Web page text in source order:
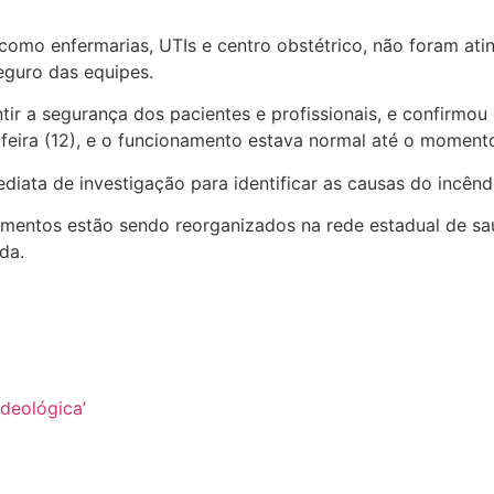
enfermarias, UTIs e centro obstétrico, não foram
das equipes.
a segurança dos pacientes e profissionais, e
(12), e o funcionamento estava normal até o
de investigação para identificar as causas do
estão sendo reorganizados na rede estadual de